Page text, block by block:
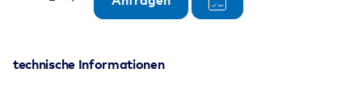
bis
technische Informationen